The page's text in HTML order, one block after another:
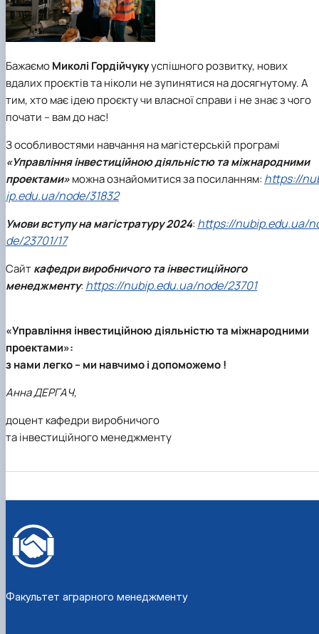
БажаємоМиколі Гордійчукууспішного розвитку, нових
вдалих проєктів та ніколи не зупинятися на досягнутому. А
тим, хто має ідею проєкту чи власної справи і не знає з чого
почати – вам до нас!
З особливостями навчання на магістерській програмі
«Управління інвестиційною діяльністю та міжнародними
проектами»можна ознайомитися за посиланням: https://
ip.edu.ua/node/31832
Умови вступу на магістратуру 2024: https://nubip.edu.ua/
de/23701/17
Сайткафедри виробничого та інвестиційного
менеджменту: https://nubip.edu.ua/node/23701
«Управління інвестиційною діяльністю та міжнародними
проектами»:
з нами легко – ми навчимо і допоможемо !
Анна ДЕРГАЧ,
доцент кафедри виробничого
та інвестиційного менеджменту
Факультет аграрного менеджменту